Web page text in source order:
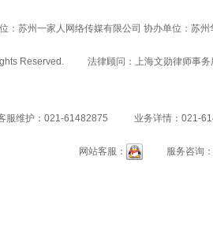
：苏州一家人网络传媒有限公司 协办单位：苏
Reserved. 法律顾问：上海文勋律师事务
服维护：021-61482875 业务详情：021-
网站客服： 服务咨询：